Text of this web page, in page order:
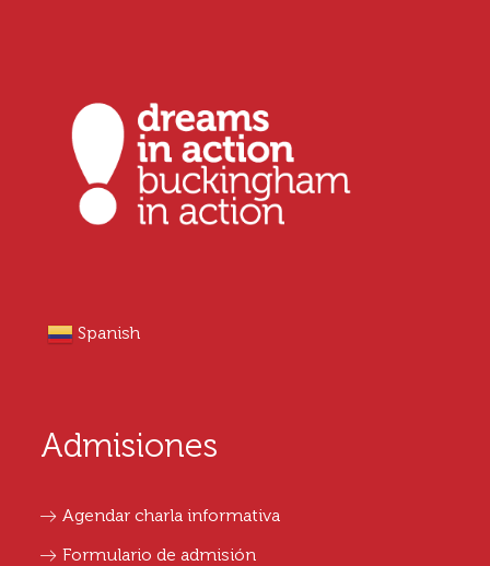
Spanish
Admisiones
Agendar charla informativa
Formulario de admisión